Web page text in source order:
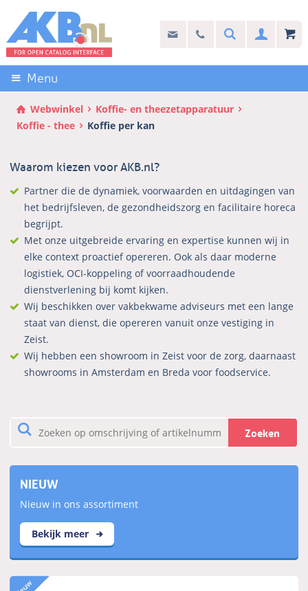
links
over
Direct
naar
de
inhoud
Direct
hoofdmenu
info@akb.nl
Stel uw vraag
030 69 50 814Search
Menu
Webwinkel
Koffie- en theezetapparatuur
Koffie - thee
Koffie per kan
Waarom kiezen voor AKB.nl?
Partner die de dynamiek, voorwaarden en uitdagingen van
het bedrijfsleven, de gezondheidszorg en facilitaire horeca
begrijpt.
Met onze uitgebreide ervaring en expertise kunnen wij in
elke context proactief opereren. Ook als daar moderne
logistiek, OCI-koppeling of voorraadhoudende
dienstverlening bij komt kijken.
Wij beschikken over vakbekwame adviseurs met een lange
staat van dienst, die opereren vanuit onze vestiging in
Zeist.
Wij hebben een showroom in Zeist voor de zorg, daarnaast
showrooms in Amsterdam en Breda voor foodservice.
Zoeken
NIEUW
Nieuw in ons assortiment
Bekijk meer